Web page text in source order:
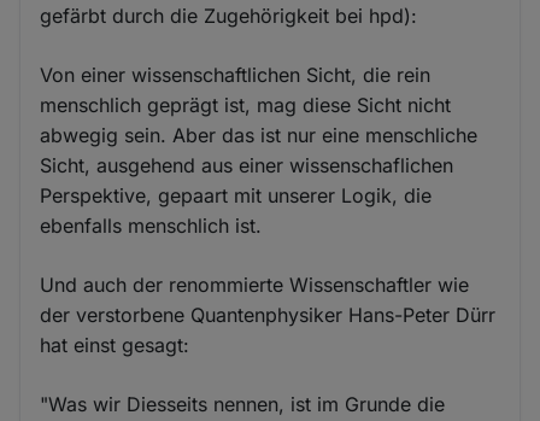
gefärbt durch die Zugehörigkeit bei hpd):
Von einer wissenschaftlichen Sicht, die rein
menschlich geprägt ist, mag diese Sicht nicht
abwegig sein. Aber das ist nur eine menschliche
Sicht, ausgehend aus einer wissenschaflichen
Perspektive, gepaart mit unserer Logik, die
ebenfalls menschlich ist.
Und auch der renommierte Wissenschaftler wie
der verstorbene Quantenphysiker Hans-Peter Dürr
hat einst gesagt:
"Was wir Diesseits nennen, ist im Grunde die